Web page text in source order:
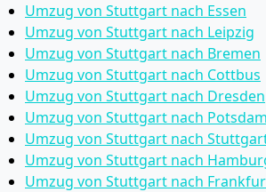
Umzug von Stuttgart nach Essen
Umzug von Stuttgart nach Leipzig
Umzug von Stuttgart nach Bremen
Umzug von Stuttgart nach Cottbus
Umzug von Stuttgart nach Dresden
Umzug von Stuttgart nach Potsdam
Umzug von Stuttgart nach
Umzug von Stuttgart nach
Umzug von Stuttgart nach